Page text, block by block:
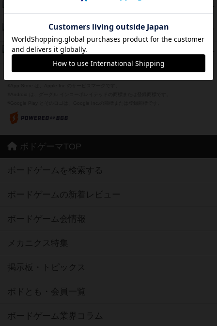
PT
紹介文あり 1件の投稿
PT
Bitter End ブタペスト救出作戦
42 PT
ドコジャン
ボドゲーマTOP
ボードゲームを検索する
ボードゲームの新着レビュー
ボードゲーム会情報
メカニクス特集
掲示板・トピックス
ボドとも・会員一覧
ボードゲーム業界コラム